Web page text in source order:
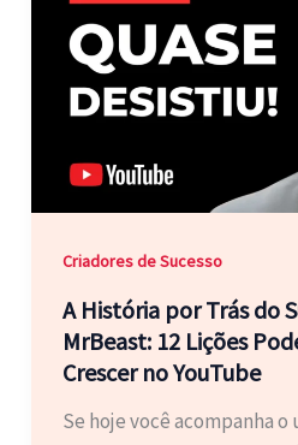
Criadores de Sucesso
A História por Trás do
MrBeast: 12 Lições
Crescer no YouTube
Se hoje você acompanha o